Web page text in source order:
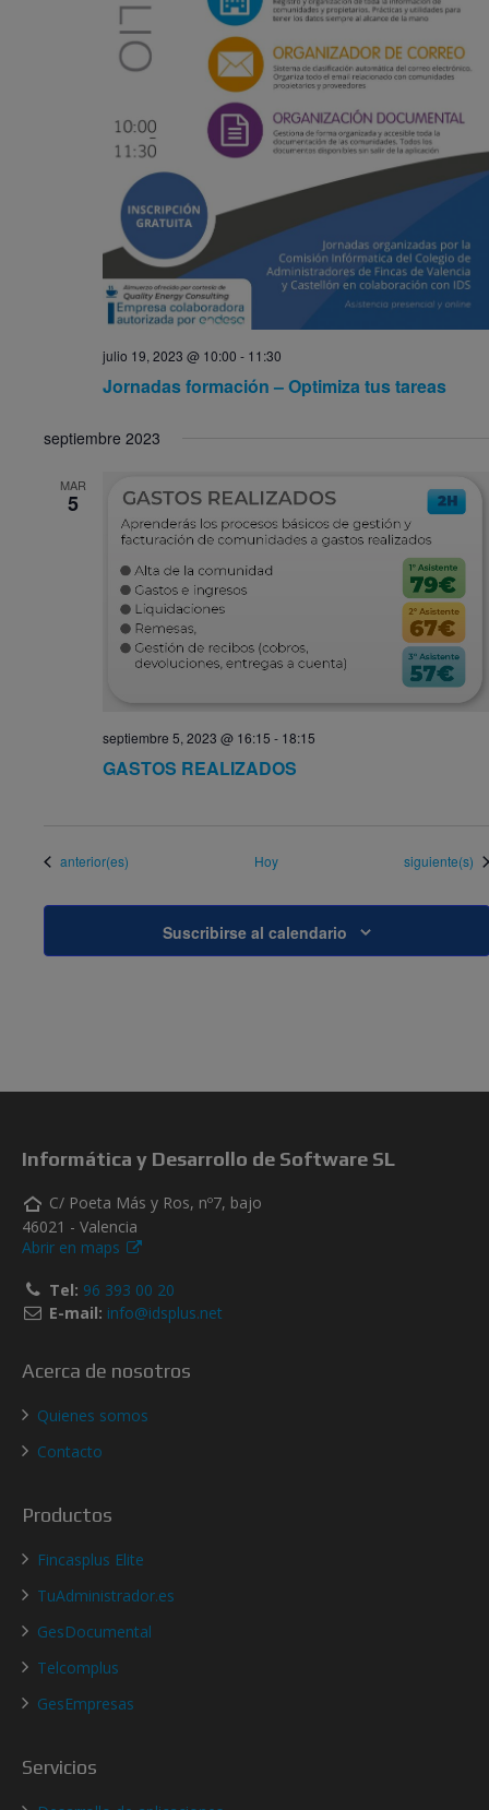
julio 19, 2023 @ 10:00 - 11:30
Jornadas formación – Optimiza tus tareas
septiembre 2023
MAR
5
septiembre 5, 2023 @ 16:15 - 18:15
GASTOS REALIZADOS
Eventos
anterior(es) Hoy Eventos
siguiente(s)
Suscribirse al calendario
Informática y Desarrollo de Software SL
C/ Poeta Más y Ros, nº7, bajo
46021 - Valencia
Abrir en maps
Tel: 96 393 00 20
E-mail: info@idsplus.net
Acerca de nosotros
Quienes somos
Contacto
Productos
Fincasplus Elite
TuAdministrador.es
GesDocumental
Telcomplus
GesEmpresas
Servicios